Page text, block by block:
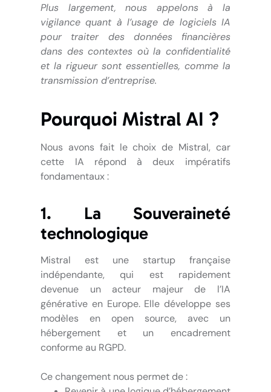
Plus largement, nous appelons à la
vigilance quant à l’usage de logiciels IA
pour traiter des données financières
dans des contextes où la confidentialité
et la rigueur sont essentielles, comme la
transmission d’entreprise.
Pourquoi Mistral AI ?
Nous avons fait le choix de Mistral, car
cette IA répond à deux impératifs
fondamentaux :
1. La Souveraineté
technologique
Mistral est une startup française
indépendante, qui est rapidement
devenue un acteur majeur de l’IA
générative en Europe. Elle développe ses
modèles en open source, avec un
hébergement et un encadrement
conforme au RGPD.
Ce changement nous permet de :